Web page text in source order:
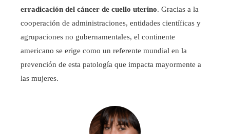
erradicación del cáncer de cuello uterino. Gracias a la
cooperación de administraciones, entidades científicas y
agrupaciones no gubernamentales, el continente
americano se erige como un referente mundial en la
prevención de esta patología que impacta mayormente a
las mujeres.